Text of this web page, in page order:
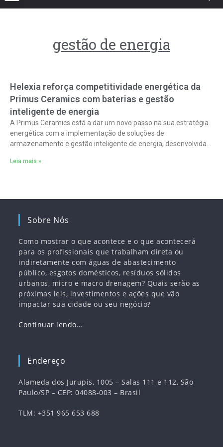
gestão de energia
Helexia reforça competitividade energética da
Primus Ceramics com baterias e gestão
inteligente de energia
A Primus Ceramics está a dar um novo passo na sua estratégia
energética com a implementação de soluções de
armazenamento e gestão inteligente de energia, desenvolvidas
Leia mais »
Sobre Nós
Como mostrar o que acontece e o que acontecerá
para os profissionais que trabalham direta ou
indiretamente com águas de abastecimento
público, esgotos domésticos, resíduos sólidos
urbanos, micro e macro drenagem? Quais serão as
próximas leis, investimentos e ações que vão
impactar sua cidade ou seu negócio?
Continuar lendo…
Endereço
Alameda dos Jurupis, 1005 – Salas 111 e 112, São
Paulo/SP – CEP: 04088-003 – Brasil
TLM: +351 965 653 688